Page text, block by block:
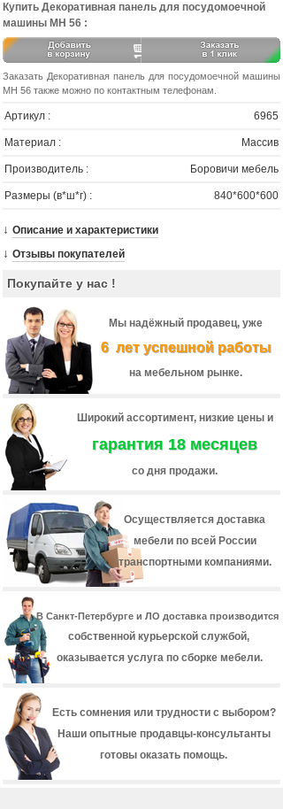
Купить Декоративная панель для посудомоечной
машины МН 56 :
Заказать Декоративная панель для посудомоечной машины
МН 56 также можно по контактным телефонам.
Артикул : 6965
Материал : Массив
Производитель : Боровичи мебель
Размеры (в*ш*г) : 840*600*600
↓ Описание и характеристики
↓ Отзывы покупателей
Покупайте у нас !
Мы надёжный продавец, уже
6 лет успешной работы
на мебельном рынке.
Широкий ассортимент, низкие цены и
гарантия 18 месяцев
со дня продажи.
Осуществляется доставка
мебели по всей России
транспортными компаниями.
В Санкт-Петербурге и ЛО доставка производится
собственной курьерской службой,
оказывается услуга по сборке мебели.
Есть сомнения или трудности с выбором?
Наши опытные продавцы-консультанты
готовы оказать помощь.